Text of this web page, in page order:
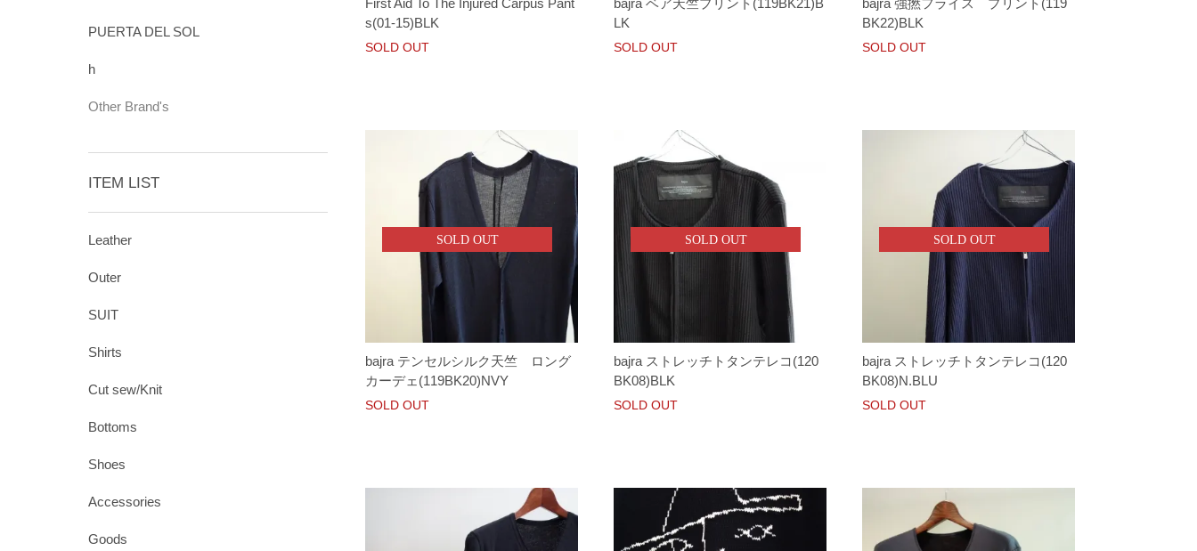
First Aid To The Injured Carpus Pant
s(01-15)BLK
SOLD OUT
bajra ベア天竺プリント(119BK21)B
LK
SOLD OUT
bajra 強撚フライス プリント(119
BK22)BLK
SOLD OUT
SOLD OUT
bajra テンセルシルク天竺 ロング
カーデェ(119BK20)NVY
SOLD OUT
SOLD OUT
bajra ストレッチトタンテレコ(120
BK08)BLK
SOLD OUT
SOLD OUT
bajra ストレッチトタンテレコ(120
BK08)N.BLU
SOLD OUT
PUERTA DEL SOL
h
Other Brand's
ITEM LIST
Leather
Outer
SUIT
Shirts
Cut sew/Knit
Bottoms
Shoes
Accessories
Goods